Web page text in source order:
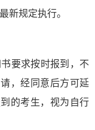
新规定执行。
要求按时报到，不
，经同意后方可延
的考生，视为自行